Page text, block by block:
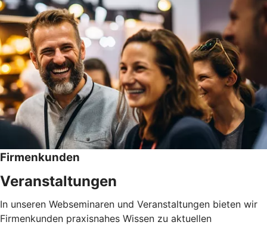
Firmenkunden
Veranstaltungen
In unseren Webseminaren und Veranstaltungen bieten wir
Firmenkunden praxisnahes Wissen zu aktuellen